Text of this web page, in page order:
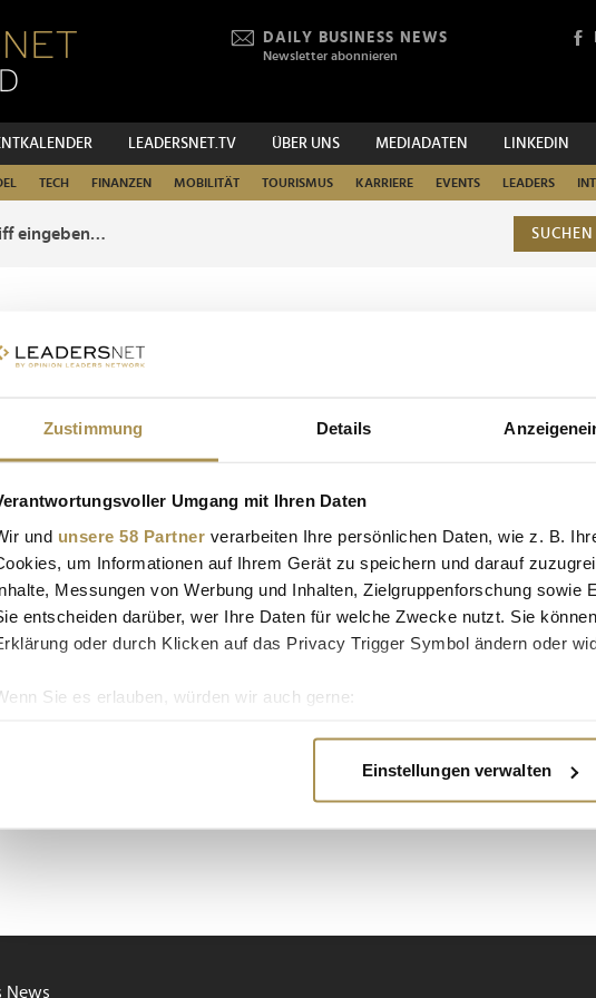
Zustimmung Details
Umgang mit Ihren Daten
und unsere 58 Partner verarbeiten Ihre persönlichen Daten, wie z. B.
um Informationen auf Ihrem Gerät zu speichern und darauf
Messungen von Werbung und Inhalten, Zielgruppenforschung sowie
entscheiden darüber, wer Ihre Daten für welche Zwecke nutzt. Sie
oder durch Klicken auf das Privacy Trigger Symbol ändern oder
Sie es erlauben, würden wir auch gerne:
Erfahren Sie mehr darüber, wie Ihre persönlichen Daten verarbeitet werden,
Einstellungen verwalten
DAILY BUSINESS NEWS
Newsletter abonnieren
LEADERSNET.TV ÜBER UNS MEDIADATEN LINKEDIN
TECH FINANZEN MOBILITÄT TOURISMUS KARRIERE EVENTS LEADERS
SUCHEN
Website durchsuchen
ergab 0 Treffer.
die genau diese Wortgruppe enthalten: Setzen Sie die gesuchten
Anführungszeichen: zb "Vorname Nachname".
News